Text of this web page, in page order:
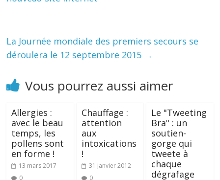
La Journée mondiale des premiers secours se
déroulera le 12 septembre 2015 →
Vous pourrez aussi aimer
Allergies :
avec le beau
temps, les
pollens sont
en forme !
13 mars 2017
0
Chauffage :
attention
aux
intoxications
!
31 janvier 2012
0
Le "Tweeting
Bra" : un
soutien-
gorge qui
tweete à
chaque
dégrafage